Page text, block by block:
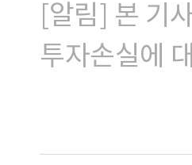
[알림] 본 기
투자손실에